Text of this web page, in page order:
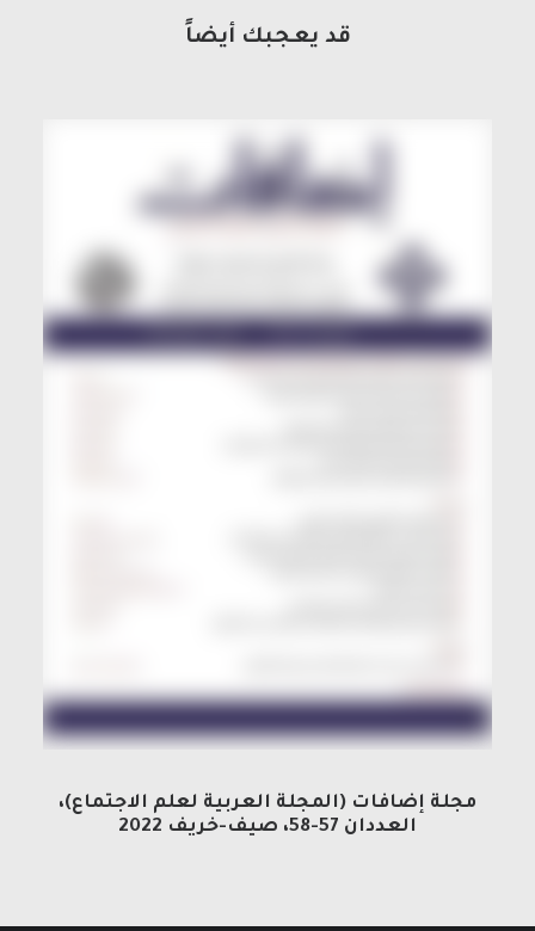
قد يعجبك أيضاً
مجلة إضافات (المجلة العربية لعلم الاجتماع)،
العددان 57-58، صيف-خريف 2022